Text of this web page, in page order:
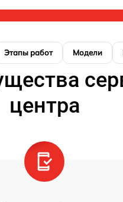
Этапы работ Модели
центра